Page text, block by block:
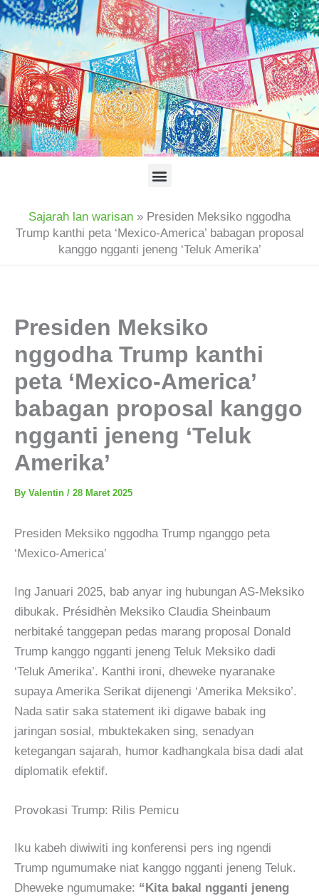
Skip
to
content
Menu
Sajarah lan warisan » Presiden Meksiko nggodha
Trump kanthi peta ‘Mexico-America’ babagan proposal
kanggo ngganti jeneng ‘Teluk Amerika’
Presiden Meksiko
nggodha Trump kanthi
peta ‘Mexico-America’
babagan proposal kanggo
ngganti jeneng ‘Teluk
Amerika’
By Valentin / 28 Maret 2025
Presiden Meksiko nggodha Trump nganggo peta
‘Mexico-America’
Ing Januari 2025, bab anyar ing hubungan AS-Meksiko
dibukak. Présidhèn Meksiko Claudia Sheinbaum
nerbitaké tanggepan pedas marang proposal Donald
Trump kanggo ngganti jeneng Teluk Meksiko dadi
‘Teluk Amerika’. Kanthi ironi, dheweke nyaranake
supaya Amerika Serikat dijenengi ‘Amerika Meksiko’.
Nada satir saka statement iki digawe babak ing
jaringan sosial, mbuktekaken sing, senadyan
ketegangan sajarah, humor kadhangkala bisa dadi alat
diplomatik efektif.
Provokasi Trump: Rilis Pemicu
Iku kabeh diwiwiti ing konferensi pers ing ngendi
Trump ngumumake niat kanggo ngganti jeneng Teluk.
Dheweke ngumumake: “Kita bakal ngganti jeneng